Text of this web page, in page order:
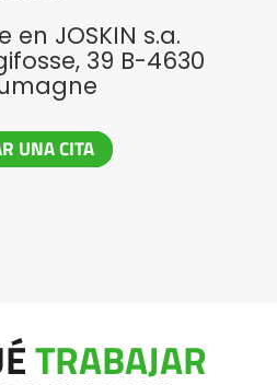
日本語
العربية
en JOSKIN s.a.
39 B-4630
UNA CITA
TRABAJAR